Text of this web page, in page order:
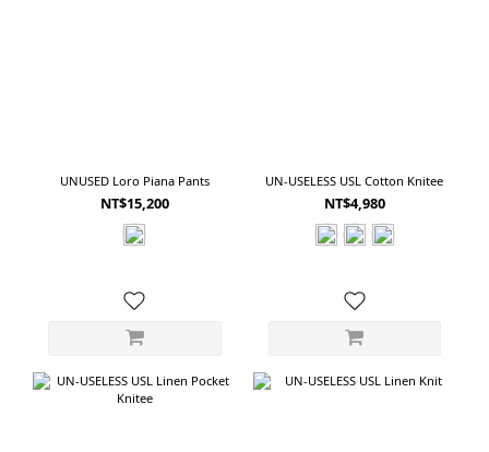
UNUSED Loro Piana Pants
NT$15,200
UN-USELESS USL Cotton Knitee
NT$4,980